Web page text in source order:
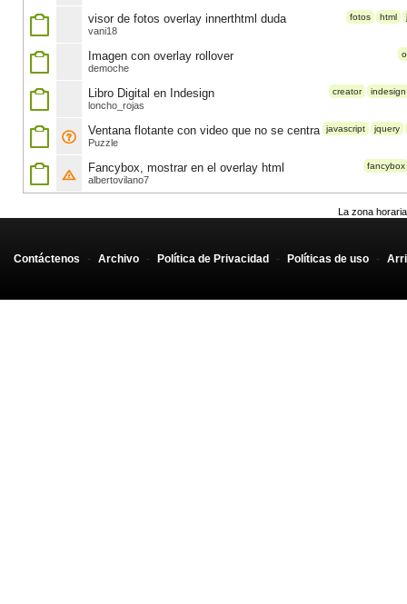
fotos html
visor de fotos overlay innerthtml duda
vani18
Imagen con overlay rollover
demoche
creator indesign
Libro Digital en Indesign
loncho_rojas
javascript jquery
Ventana flotante con video que no se centra
Puzzle
fancybox
Fancybox, mostrar en el overlay html
albertovilano7
La zona
Contáctenos - Archivo - Política de Privacidad - Políticas de uso -